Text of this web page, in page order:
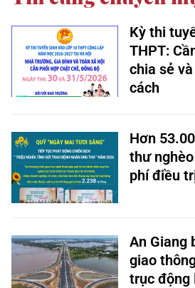
Kỳ thi
THPT:
chia sẻ
cách
Hơn
thư
phí điều
An Giang
giao
trục động